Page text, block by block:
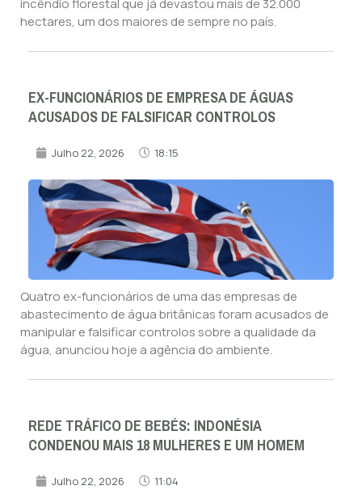
hectares, um dos maiores de sempre no país.
EX-FUNCIONÁRIOS DE EMPRESA DE ÁGUAS
ACUSADOS DE FALSIFICAR CONTROLOS
Julho 22, 2026 18:15
Quatro ex-funcionários de uma das empresas de
abastecimento de água britânicas foram acusados de
manipular e falsificar controlos sobre a qualidade da
água, anunciou hoje a agência do ambiente.
REDE TRÁFICO DE BEBÉS: INDONÉSIA
CONDENOU MAIS 18 MULHERES E UM HOMEM
Julho 22, 2026 11:04